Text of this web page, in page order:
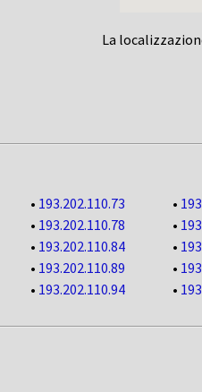
La
• 193.202.110.73 •
• 193.202.110.78 •
• 193.202.110.84 •
• 193.202.110.89 •
• 193.202.110.94 •